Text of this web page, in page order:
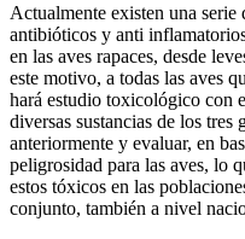
Actualmente existen una serie
antibióticos y anti
en las aves rapaces, desde
este motivo, a todas las aves
hará estudio toxicológico con
diversas sustancias de los tres
anteriormente y evaluar, en
peligrosidad para las aves, lo
estos tóxicos en las
conjunto, también a nivel